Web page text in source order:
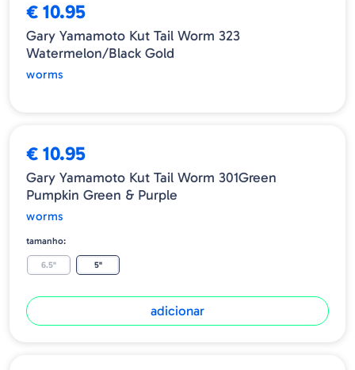
€ 10.95
Gary Yamamoto Kut Tail Worm 323
Watermelon/Black Gold
worms
€ 10.95
Gary Yamamoto Kut Tail Worm 301Green
Pumpkin Green & Purple
worms
tamanho:
6.5" 5"
adicionar